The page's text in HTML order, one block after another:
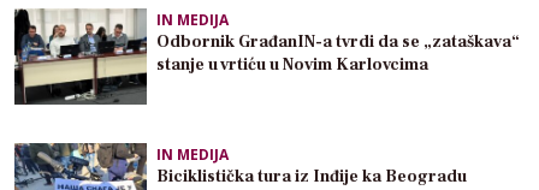
IN MEDIJA
Odbornik GrađanIN-a tvrdi da se „zataškava“
stanje u vrtiću u Novim Karlovcima
IN MEDIJA
Biciklistička tura iz Inđije ka Beogradu